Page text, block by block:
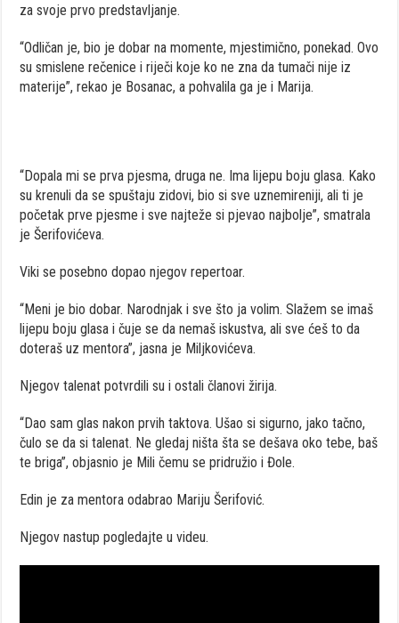
za svoje prvo predstavljanje.
“Odličan je, bio je dobar na momente, mjestimično, ponekad. Ovo
su smislene rečenice i riječi koje ko ne zna da tumači nije iz
materije”, rekao je Bosanac, a pohvalila ga je i Marija.
“Dopala mi se prva pjesma, druga ne. Ima lijepu boju glasa. Kako
su krenuli da se spuštaju zidovi, bio si sve uznemireniji, ali ti je
početak prve pjesme i sve najteže si pjevao najbolje”, smatrala
je Šerifovićeva.
Viki se posebno dopao njegov repertoar.
“Meni je bio dobar. Narodnjak i sve što ja volim. Slažem se imaš
lijepu boju glasa i čuje se da nemaš iskustva, ali sve ćeš to da
doteraš uz mentora”, jasna je Miljkovićeva.
Njegov talenat potvrdili su i ostali članovi žirija.
“Dao sam glas nakon prvih taktova. Ušao si sigurno, jako tačno,
čulo se da si talenat. Ne gledaj ništa šta se dešava oko tebe, baš
te briga”, objasnio je Mili čemu se pridružio i Đole.
Edin je za mentora odabrao Mariju Šerifović.
Njegov nastup pogledajte u videu.